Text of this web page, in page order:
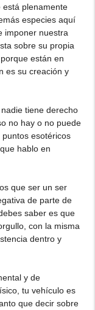
plenamente
especies aquí
imponer nuestra
sobre su propia
están en
es su creación y
tiene derecho
no hay o no puede
esotéricos
hablo en
que ser un ser
de parte de
saber es que
con la misma
dentro y
y de
tu vehículo es
que decir sobre